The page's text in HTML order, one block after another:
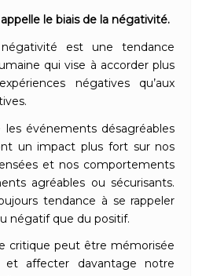
appelle le biais de la négativité.
est une tendance
qui vise à accorder plus
négatives qu’aux
les événements désagréables
un impact plus fort sur nos
et nos comportements
agréables ou sécurisants.
tendance à se rappeler
négatif que du positif.
critique peut être mémorisée
et affecter davantage notre